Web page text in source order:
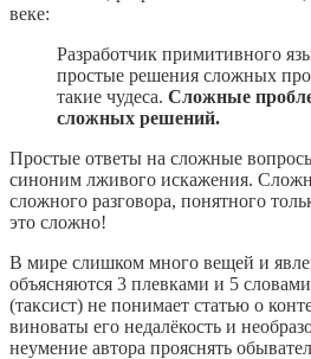
веке:
Разработчик примитивного
простые решения сложных
такие чудеса. Сложные
сложных решений.
Простые ответы на сложные
синоним лживого искажения.
сложного разговора, понятного
это сложно!
В мире слишком много вещей и
объясняются 3 плевками и 5
(таксист) не понимает статью о
виноваты его недалёкость и
неумение автора прояснять